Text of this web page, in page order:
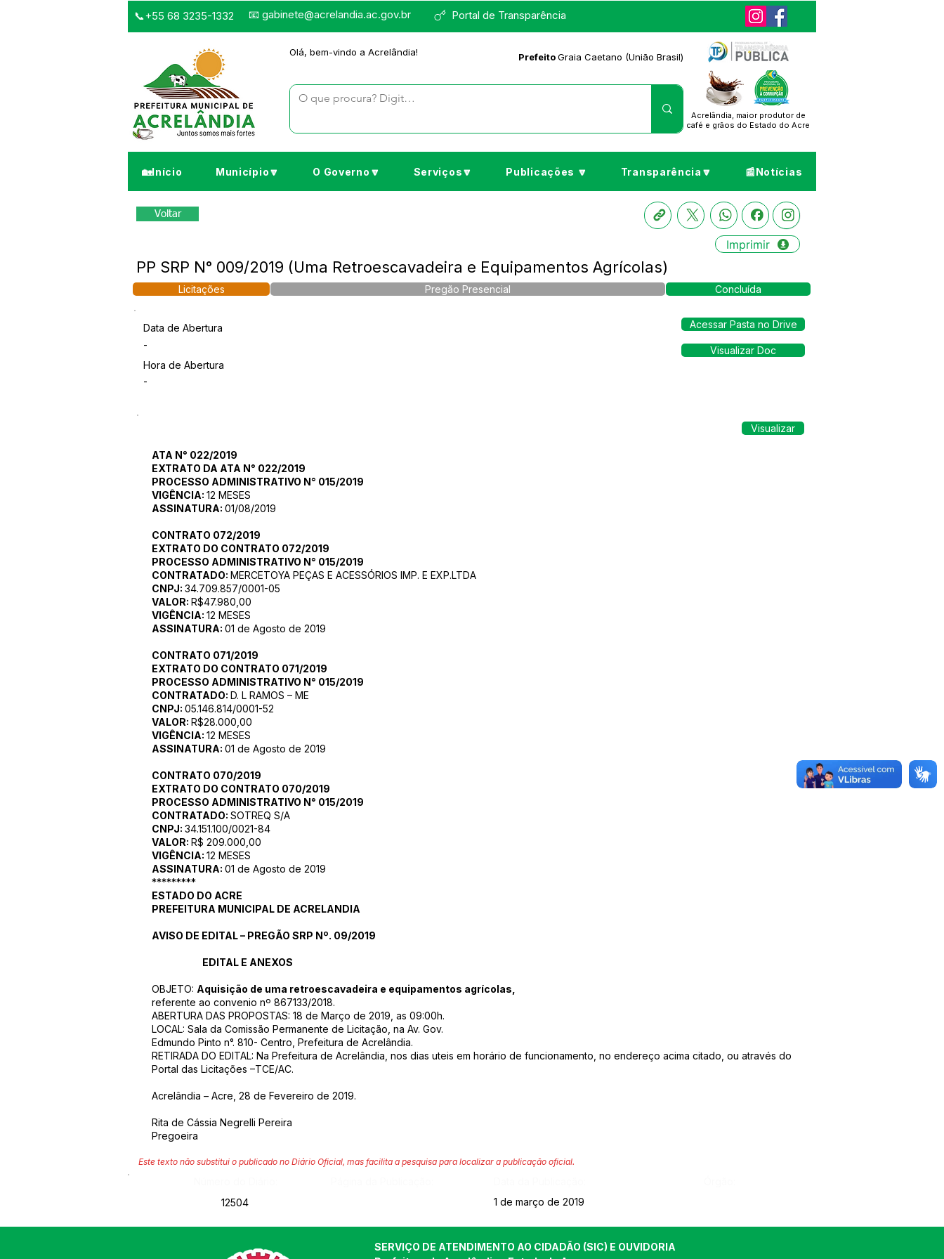
Portal de Transparência
📞+55 68 3235-1332 📧 gabinete@acrelandia.ac.gov.br
Olá, bem-vindo a Acrelândia! PrefeitoGraia Caetano (União Brasil)
Acrelândia, maior produtor de
café e grãos do Estado do Acre
🏡Início Município🔽 O Governo🔽 Serviços🔽 Publicações 🔽 Transparência🔽 📰Notícias
Voltar
Imprimir
PP SRP N° 009/2019 (Uma Retroescavadeira e Equipamentos Agrícolas)
Licitações Pregão Presencial Concluída
Data de Abertura
-
Hora de Abertura
-
Acessar Pasta no Drive
Visualizar Doc
Visualizar
ATA N° 022/2019
EXTRATO DA ATA N° 022/2019
PROCESSO ADMINISTRATIVO N° 015/2019
VIGÊNCIA: 12 MESES
ASSINATURA: 01/08/2019
CONTRATO 072/2019
EXTRATO DO CONTRATO 072/2019
PROCESSO ADMINISTRATIVO N° 015/2019
CONTRATADO: MERCETOYA PEÇAS E ACESSÓRIOS IMP. E EXP.LTDA
CNPJ: 34.709.857/0001-05
VALOR: R$47.980,00
VIGÊNCIA: 12 MESES
ASSINATURA: 01 de Agosto de 2019
CONTRATO 071/2019
EXTRATO DO CONTRATO 071/2019
PROCESSO ADMINISTRATIVO N° 015/2019
CONTRATADO: D. L RAMOS – ME
CNPJ: 05.146.814/0001-52
VALOR: R$28.000,00
VIGÊNCIA: 12 MESES
ASSINATURA: 01 de Agosto de 2019
CONTRATO 070/2019
EXTRATO DO CONTRATO 070/2019
PROCESSO ADMINISTRATIVO N° 015/2019
CONTRATADO: SOTREQ S/A
CNPJ: 34.151.100/0021-84
VALOR: R$ 209.000,00
VIGÊNCIA: 12 MESES
ASSINATURA: 01 de Agosto de 2019
*********
ESTADO DO ACRE
PREFEITURA MUNICIPAL DE ACRELANDIA
AVISO DE EDITAL – PREGÃO SRP Nº. 09/2019
EDITAL E ANEXOS
OBJETO: Aquisição de uma retroescavadeira e equipamentos agrícolas,
referente ao convenio nº 867133/2018.
ABERTURA DAS PROPOSTAS: 18 de Março de 2019, as 09:00h.
LOCAL: Sala da Comissão Permanente de Licitação, na Av. Gov.
Edmundo Pinto n°. 810- Centro, Prefeitura de Acrelândia.
RETIRADA DO EDITAL: Na Prefeitura de Acrelândia, nos dias uteis em horário de funcionamento, no endereço acima citado, ou através do
Portal das Licitações –TCE/AC.
Acrelândia – Acre, 28 de Fevereiro de 2019.
Rita de Cássia Negrelli Pereira
Pregoeira
Este texto não substitui o publicado no Diário Oficial, mas facilita a pesquisa para localizar a publicação oficial.
12504
1 de março de 2019
SERVIÇO DE ATENDIMENTO AO CIDADÃO (SIC) E OUVIDORIA